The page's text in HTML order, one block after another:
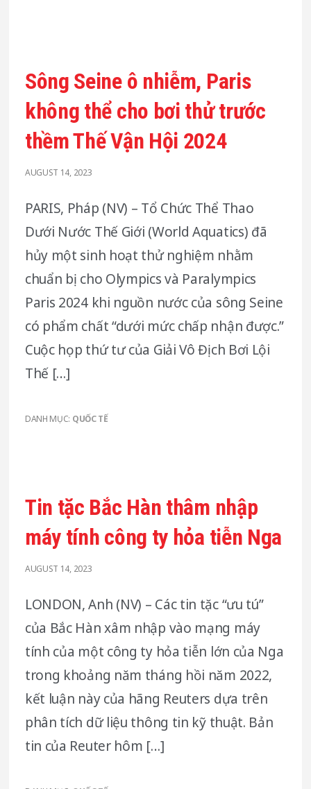
Sông Seine ô nhiễm, Paris
không thể cho bơi thử trước
thềm Thế Vận Hội 2024
AUGUST 14, 2023
PARIS, Pháp (NV) – Tổ Chức Thể Thao
Dưới Nước Thế Giới (World Aquatics) đã
hủy một sinh hoạt thử nghiệm nhằm
chuẩn bị cho Olympics và Paralympics
Paris 2024 khi nguồn nước của sông Seine
có phẩm chất “dưới mức chấp nhận được.”
Cuộc họp thứ tư của Giải Vô Địch Bơi Lội
Thế […]
DANH MỤC: QUỐC TẾ
Tin tặc Bắc Hàn thâm nhập
máy tính công ty hỏa tiễn Nga
AUGUST 14, 2023
LONDON, Anh (NV) – Các tin tặc “ưu tú”
của Bắc Hàn xâm nhập vào mạng máy
tính của một công ty hỏa tiễn lớn của Nga
trong khoảng năm tháng hồi năm 2022,
kết luận này của hãng Reuters dựa trên
phân tích dữ liệu thông tin kỹ thuật. Bản
tin của Reuter hôm […]